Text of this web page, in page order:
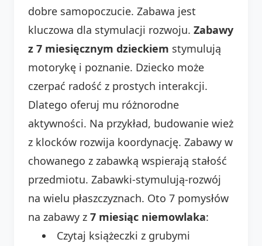
dobre samopoczucie. Zabawa jest
kluczowa dla stymulacji rozwoju. Zabawy
z 7 miesięcznym dzieckiem stymulują
motorykę i poznanie. Dziecko może
czerpać radość z prostych interakcji.
Dlatego oferuj mu różnorodne
aktywności. Na przykład, budowanie wież
z klocków rozwija koordynację. Zabawy w
chowanego z zabawką wspierają stałość
przedmiotu. Zabawki-stymulują-rozwój
na wielu płaszczyznach. Oto 7 pomysłów
na zabawy z 7 miesiąc niemowlaka:
Czytaj książeczki z grubymi